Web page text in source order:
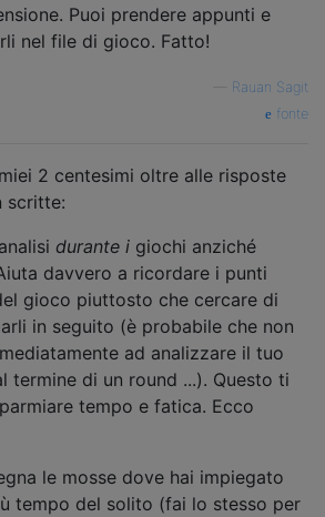
Puoi prendere appunti e
nel file di gioco. Fatto!
Rauan Sagit
fonte
2 centesimi oltre alle risposte
scritte:
durante i giochi anziché
davvero a ricordare i punti
gioco piuttosto che cercare di
in seguito (è probabile che non
ad analizzare il tuo
termine di un round ...). Questo ti
tempo e fatica. Ecco
le mosse dove hai impiegato
tempo del solito (fai lo stesso per